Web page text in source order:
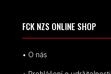
FCK NZS ONLINE SHOP
• O nás